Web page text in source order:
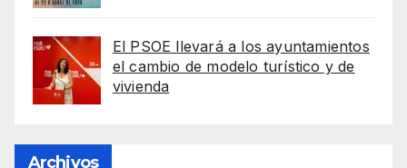
El PSOE llevará a los ayuntamientos
el cambio de modelo turístico y de
vivienda
Archivos